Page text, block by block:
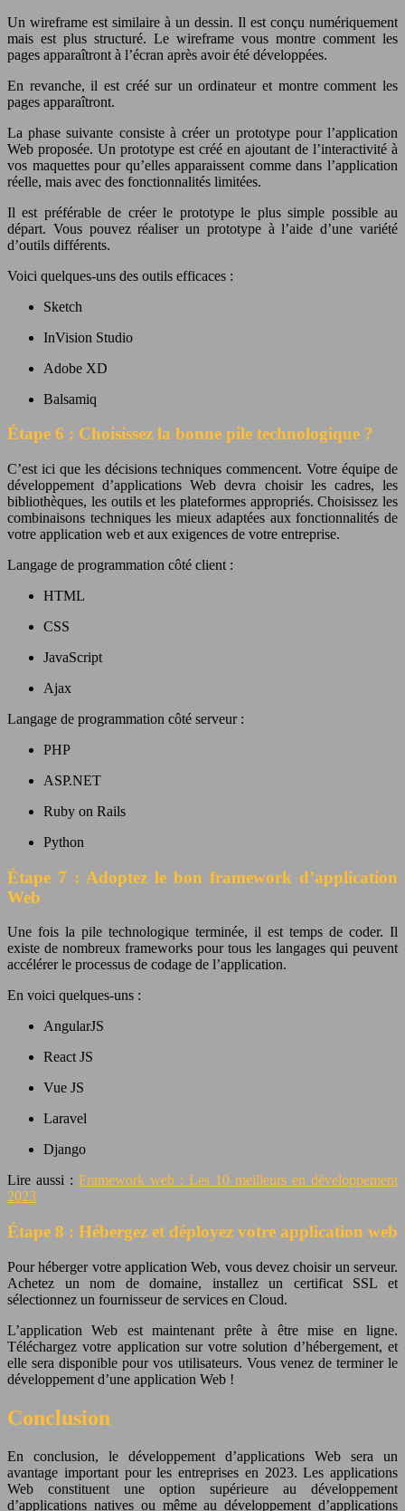
Un wireframe est similaire à un dessin. Il est conçu numériquement
mais est plus structuré. Le wireframe vous montre comment les
pages apparaîtront à l’écran après avoir été développées.
En revanche, il est créé sur un ordinateur et montre comment les
pages apparaîtront.
La phase suivante consiste à créer un prototype pour l’application
Web proposée. Un prototype est créé en ajoutant de l’interactivité à
vos maquettes pour qu’elles apparaissent comme dans l’application
réelle, mais avec des fonctionnalités limitées.
Il est préférable de créer le prototype le plus simple possible au
départ. Vous pouvez réaliser un prototype à l’aide d’une variété
d’outils différents.
Voici quelques-uns des outils efficaces :
Sketch
InVision Studio
Adobe XD
Balsamiq
Étape 6 : Choisissez la bonne pile technologique ?
C’est ici que les décisions techniques commencent. Votre équipe de
développement d’applications Web devra choisir les cadres, les
bibliothèques, les outils et les plateformes appropriés. Choisissez les
combinaisons techniques les mieux adaptées aux fonctionnalités de
votre application web et aux exigences de votre entreprise.
Langage de programmation côté client :
HTML
CSS
JavaScript
Ajax
Langage de programmation côté serveur :
PHP
ASP.NET
Ruby on Rails
Python
Étape 7 : Adoptez le bon framework d’application
Web
Une fois la pile technologique terminée, il est temps de coder. Il
existe de nombreux frameworks pour tous les langages qui peuvent
accélérer le processus de codage de l’application.
En voici quelques-uns :
AngularJS
React JS
Vue JS
Laravel
Django
Lire aussi : Framework web : Les 10 meilleurs en développement
2023
Étape 8 : Hébergez et déployez votre application web
Pour héberger votre application Web, vous devez choisir un serveur.
Achetez un nom de domaine, installez un certificat SSL et
sélectionnez un fournisseur de services en Cloud.
L’application Web est maintenant prête à être mise en ligne.
Téléchargez votre application sur votre solution d’hébergement, et
elle sera disponible pour vos utilisateurs. Vous venez de terminer le
développement d’une application Web !
Conclusion
En conclusion, le développement d’applications Web sera un
avantage important pour les entreprises en 2023. Les applications
Web constituent une option supérieure au développement
d’applications natives ou même au développement d’applications